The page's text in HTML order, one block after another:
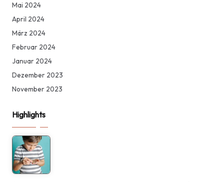
Mai 2024
April 2024
März 2024
Februar 2024
Januar 2024
Dezember 2023
November 2023
Highlights